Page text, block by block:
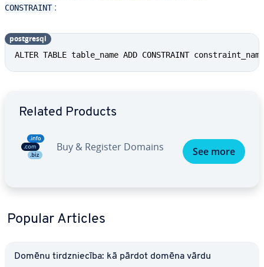
CONSTRAINT :
ALTER TABLE table_name ADD CONSTRAINT
postgresql
Related Products
Buy & Register Domains See more
Popular Articles
Domēnu tirdznie­cī­ba: kā pārdot domēna vārdu